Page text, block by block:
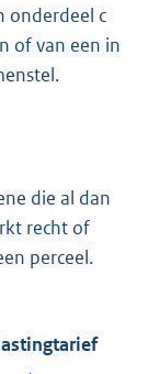
onderdeel c
of van een in
die al dan
recht of
perceel.